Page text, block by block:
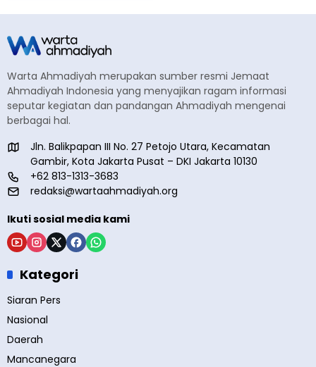
Warta Ahmadiyah merupakan sumber resmi Jemaat
Ahmadiyah Indonesia yang menyajikan ragam informasi
seputar kegiatan dan pandangan Ahmadiyah mengenai
berbagai hal.
Jln. Balikpapan III No. 27 Petojo Utara, Kecamatan
Gambir, Kota Jakarta Pusat – DKI Jakarta 10130
+62 813-1313-3683
redaksi@wartaahmadiyah.org
Ikuti sosial media kami
Kategori
Siaran Pers
Nasional
Daerah
Mancanegara